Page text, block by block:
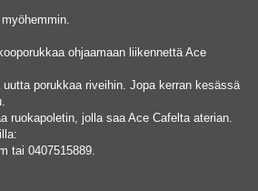
ohjaamaan liikennettä Ace
porukkaa riveihin. Jopa kerran kesässä
ruokapoletin, jolla saa Ace Cafelta aterian.
tai 0407515889.